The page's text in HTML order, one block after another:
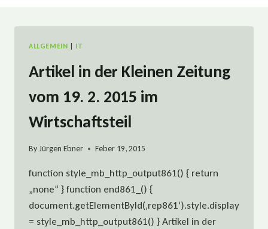
ALLGEMEIN IT
Artikel in der Kleinen Zeitung
vom 19. 2. 2015 im
Wirtschaftsteil
ByJürgen Ebner Feber 19, 2015
function style_mb_http_output861() { return
„none“ } function end861_() {
document.getElementById(‚rep861‘).style.display
= style_mb_http_output861() } Artikel in der